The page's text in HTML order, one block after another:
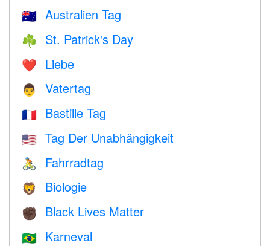
🇦🇺 Australien Tag
☘️ St. Patrick's Day
❤️️ Liebe
👨 Vatertag
🇫🇷 Bastille Tag
🇺🇸 Tag Der Unabhängigkeit
🚴 Fahrradtag
🦁 Biologie
✊🏿 Black Lives Matter
🇧🇷 Karneval